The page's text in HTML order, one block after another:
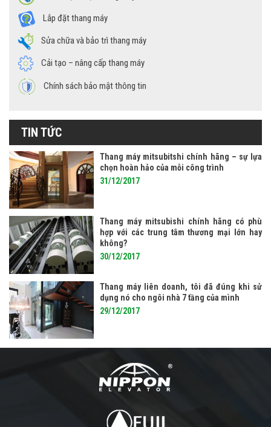
Lắp đặt thang máy
Sửa chữa và bảo trì thang máy
Cải tạo – nâng cấp thang máy
Chính sách bảo mật thông tin
TIN TỨC
Thang máy mitsubitshi chính hãng – sự lựa
chọn hoàn hảo của mỗi công trình
31/12/2017
Thang máy mitsubishi chính hãng có phù
hợp với các trung tâm thương mại lớn hay
không?
30/12/2017
Thang máy liên doanh, tôi đã đúng khi sử
dụng nó cho ngôi nhà 7 tầng của mình
29/12/2017